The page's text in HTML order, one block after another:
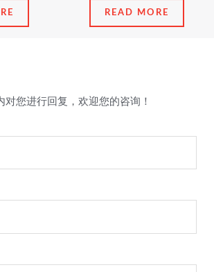
READ MORE
您进行回复，欢迎您的咨询！